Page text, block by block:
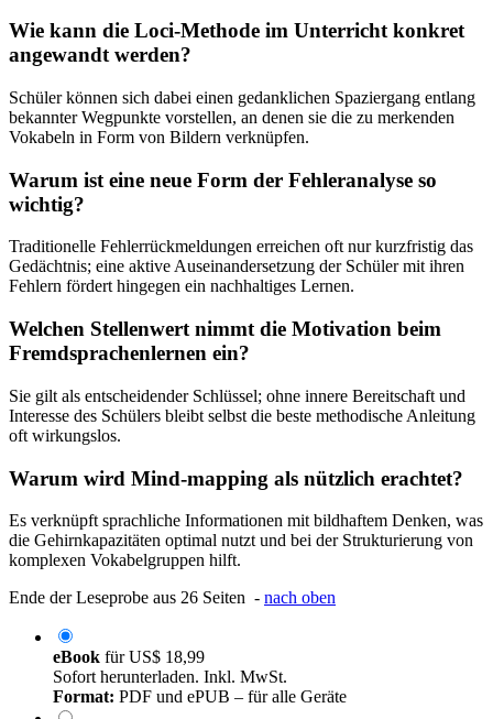
Wie kann die Loci-Methode im Unterricht konkret
angewandt werden?
Schüler können sich dabei einen gedanklichen Spaziergang entlang
bekannter Wegpunkte vorstellen, an denen sie die zu merkenden
Vokabeln in Form von Bildern verknüpfen.
Warum ist eine neue Form der Fehleranalyse so
wichtig?
Traditionelle Fehlerrückmeldungen erreichen oft nur kurzfristig das
Gedächtnis; eine aktive Auseinandersetzung der Schüler mit ihren
Fehlern fördert hingegen ein nachhaltiges Lernen.
Welchen Stellenwert nimmt die Motivation beim
Fremdsprachenlernen ein?
Sie gilt als entscheidender Schlüssel; ohne innere Bereitschaft und
Interesse des Schülers bleibt selbst die beste methodische Anleitung
oft wirkungslos.
Warum wird Mind-mapping als nützlich erachtet?
Es verknüpft sprachliche Informationen mit bildhaftem Denken, was
die Gehirnkapazitäten optimal nutzt und bei der Strukturierung von
komplexen Vokabelgruppen hilft.
Ende der Leseprobe aus 26 Seiten - nach oben
eBook fürUS$ 18,99
Sofort herunterladen. Inkl. MwSt.
Format: PDF und ePUB – für alle Geräte